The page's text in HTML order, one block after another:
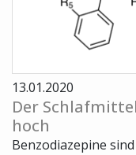
13.01.2020
Der
hoch
Benzodiazepine